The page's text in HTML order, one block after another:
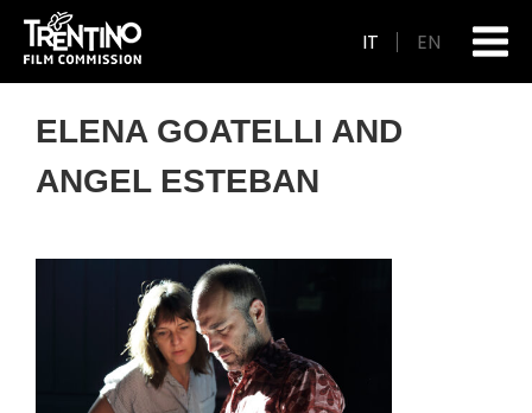
IT EN
ELENA GOATELLI AND
ANGEL ESTEBAN